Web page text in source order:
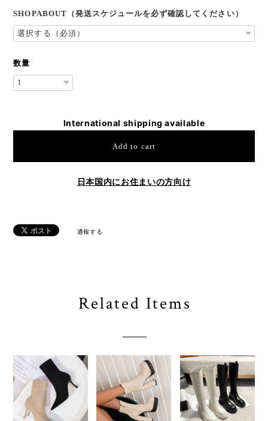
SHOPABOUT（発送スケジュールを必ず確認してください）
数量
International shipping available
Add to cart
日本国内にお住まいの方向け
通報する
Related Items